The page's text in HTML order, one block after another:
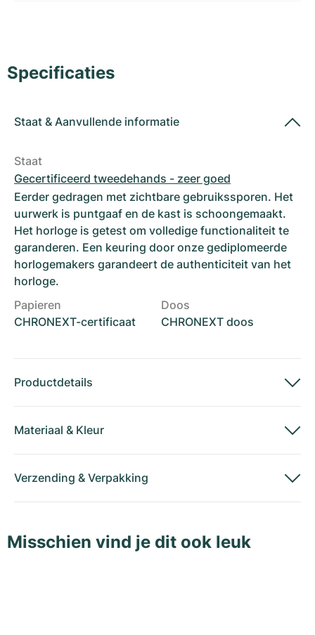
Specificaties
Staat & Aanvullende informatie
Staat
Gecertificeerd tweedehands - zeer goed
Eerder gedragen met zichtbare gebruikssporen. Het
uurwerk is puntgaaf en de kast is schoongemaakt.
Het horloge is getest om volledige functionaliteit te
garanderen. Een keuring door onze gediplomeerde
horlogemakers garandeert de authenticiteit van het
horloge.
Papieren
CHRONEXT-certificaat
Doos
CHRONEXT doos
Productdetails
Materiaal & Kleur
Verzending & Verpakking
Misschien vind je dit ook leuk